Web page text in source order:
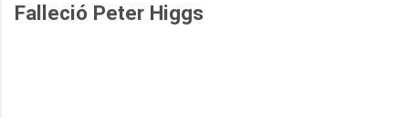
Falleció Peter Higgs